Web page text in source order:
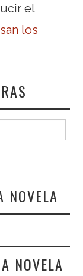
el
los
NOVELA
NOVELA